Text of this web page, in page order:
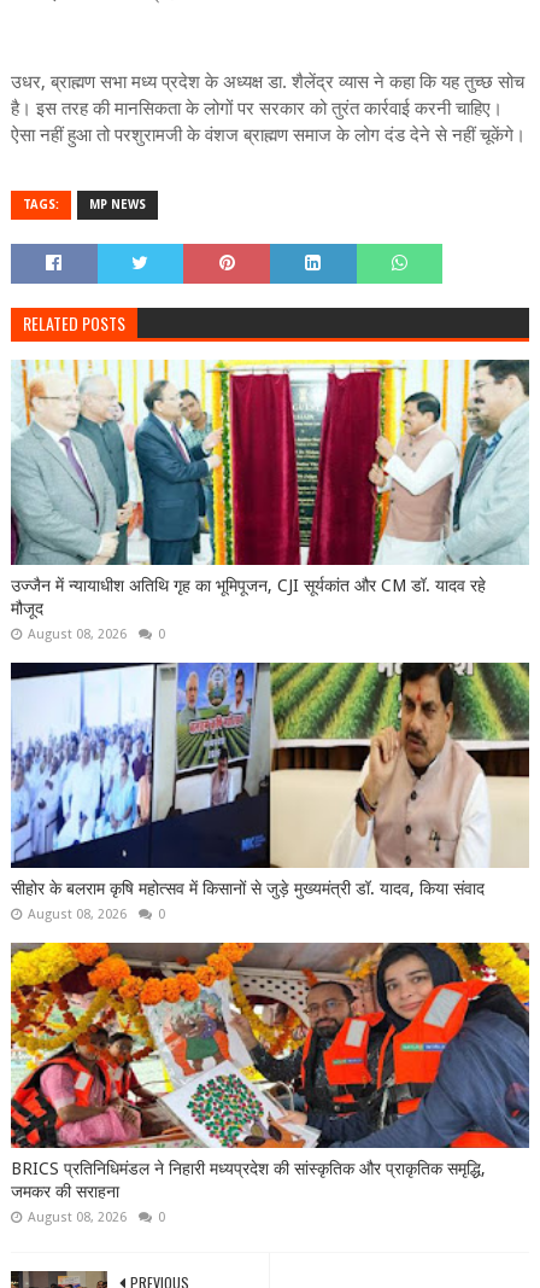
उधर, ब्राह्मण सभा मध्य प्रदेश के अध्यक्ष डा. शैलेंद्र व्यास ने कहा कि यह तुच्छ सोच
है। इस तरह की मानसिकता के लोगों पर सरकार को तुरंत कार्रवाई करनी चाहिए।
ऐसा नहीं हुआ तो परशुरामजी के वंशज ब्राह्मण समाज के लोग दंड देने से नहीं चूकेंगे।
TAGS: MP NEWS
RELATED POSTS
उज्जैन में न्यायाधीश अतिथि गृह का भूमिपूजन, CJI सूर्यकांत और CM डॉ. यादव रहे
मौजूद
August 08, 2026 0
सीहोर के बलराम कृषि महोत्सव में किसानों से जुड़े मुख्यमंत्री डॉ. यादव, किया संवाद
August 08, 2026 0
BRICS प्रतिनिधिमंडल ने निहारी मध्यप्रदेश की सांस्कृतिक और प्राकृतिक समृद्धि,
जमकर की सराहना
August 08, 2026 0
PREVIOUS